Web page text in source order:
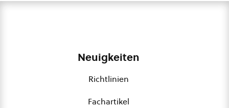
Neuigkeiten
Richtlinien
Fachartikel